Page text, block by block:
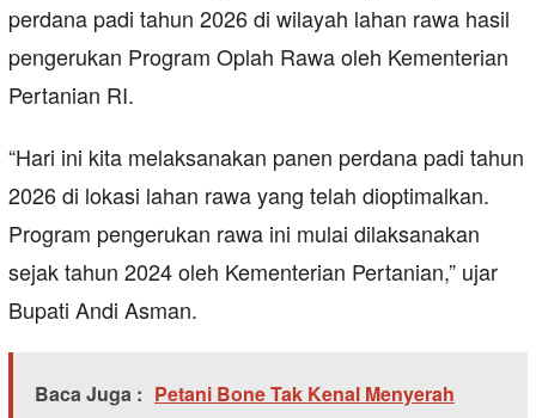
perdana padi tahun 2026 di wilayah lahan rawa hasil
pengerukan Program Oplah Rawa oleh Kementerian
Pertanian RI.
“Hari ini kita melaksanakan panen perdana padi tahun
2026 di lokasi lahan rawa yang telah dioptimalkan.
Program pengerukan rawa ini mulai dilaksanakan
sejak tahun 2024 oleh Kementerian Pertanian,” ujar
Bupati Andi Asman.
Baca Juga : Petani Bone Tak Kenal Menyerah